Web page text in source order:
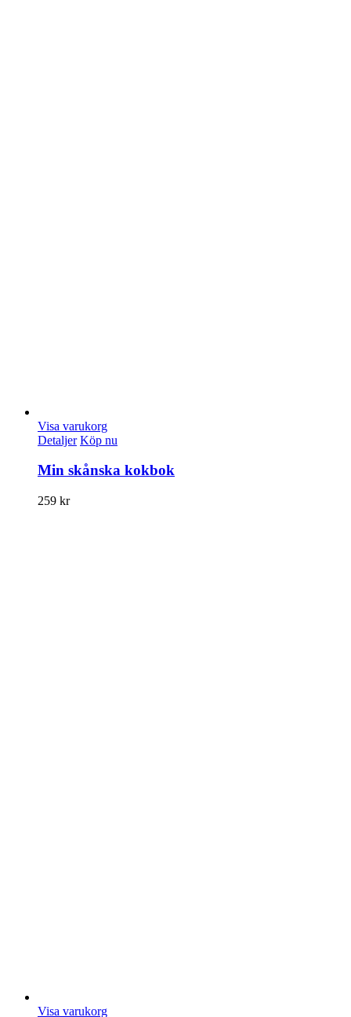
Visa varukorg
Detaljer Köp nu
Min skånska kokbok
259 kr
Visa varukorg